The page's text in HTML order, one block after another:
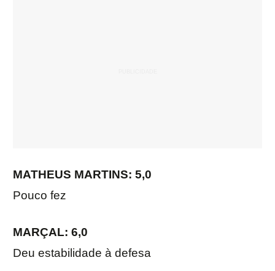
MATHEUS MARTINS: 5,0
Pouco fez
MARÇAL: 6,0
Deu estabilidade à defesa